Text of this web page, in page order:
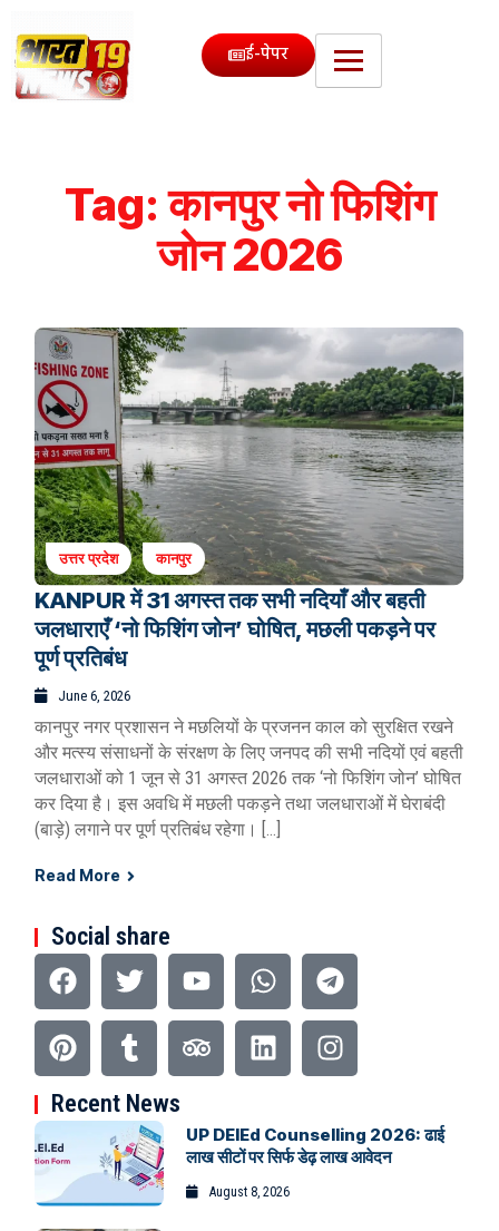
ई-पेपर
Tag:कानपुर नो फिशिंग
जोन 2026
उत्तर प्रदेश कानपुर
KANPUR में 31 अगस्त तक सभी नदियाँ और बहती
जलधाराएँ ‘नो फिशिंग जोन’ घोषित, मछली पकड़ने पर
पूर्ण प्रतिबंध
June 6, 2026
कानपुर नगर प्रशासन ने मछलियों के प्रजनन काल को सुरक्षित रखने
और मत्स्य संसाधनों के संरक्षण के लिए जनपद की सभी नदियों एवं बहती
जलधाराओं को 1 जून से 31 अगस्त 2026 तक ‘नो फिशिंग जोन’ घोषित
कर दिया है। इस अवधि में मछली पकड़ने तथा जलधाराओं में घेराबंदी
(बाड़े) लगाने पर पूर्ण प्रतिबंध रहेगा। […]
Read More
Social share
Recent News
UP DElEd Counselling 2026: ढाई
लाख सीटों पर सिर्फ डेढ़ लाख आवेदन
August 8, 2026